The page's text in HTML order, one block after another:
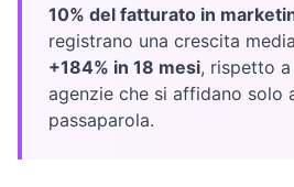
10% del fatturato in
registrano una crescita
+184% in 18 mesi, rispetto a
agenzie che si affidano solo
passaparola.